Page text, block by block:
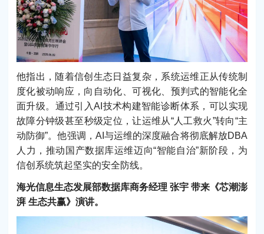
他指出，随着信创生态日益复杂，系统运维正从传统制
度化被动响应，向自动化、可视化、预判式的智能化全
面升级。通过引入AI技术构建智能诊断体系，可以实现
故障分钟级甚至秒级定位，让运维从“人工救火”转向“主
动防御”。他强调，AI与运维的深度融合将彻底解放DBA
人力，推动国产数据库运维迈向“智能自治”新阶段，为
信创系统筑起坚实的安全防线。
海光信息生态发展部数据库商务经理 张宇 带来《芯潮澎
湃 生态共赢》演讲。